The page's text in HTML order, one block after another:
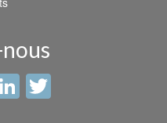
LinkedIn